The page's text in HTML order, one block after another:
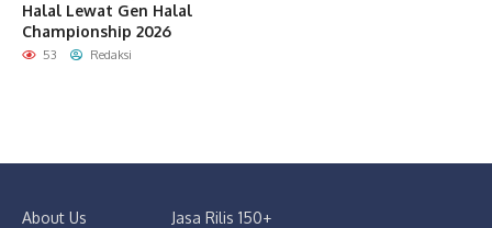
Halal Lewat Gen Halal
Championship 2026
53 Redaksi
About Us
Jasa Rilis 150+